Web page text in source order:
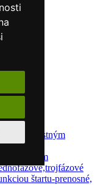
systému
bezpečnostným
štartu-prenosné,